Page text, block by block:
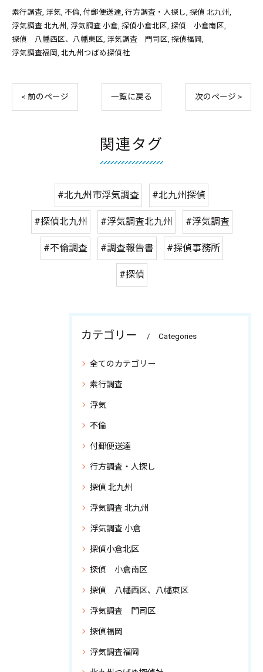
素行調査 浮気 不倫 付郵便送達 行方調査・人探し 探偵 北九州
浮気調査 北九州
浮気調査 小倉 探偵小倉北区 探偵 小倉南区
探偵 八幡西区、八幡東区 浮気調査 門司区 探偵福岡
浮気調査福岡 北九州つばめ探偵社
< 前のページ 一覧に戻る 次のページ >
関連タグ
#北九州市浮気調査 #北九州探偵
#探偵北九州 #浮気調査北九州 #浮気調査
#不倫調査 #調査報告書 #探偵事務所
#探偵
カテゴリー Categories
全てのカテゴリー
素行調査
浮気
不倫
付郵便送達
行方調査・人探し
探偵 北九州
浮気調査 北九州
浮気調査 小倉
探偵小倉北区
探偵 小倉南区
探偵 八幡西区、八幡東区
浮気調査 門司区
探偵福岡
浮気調査福岡